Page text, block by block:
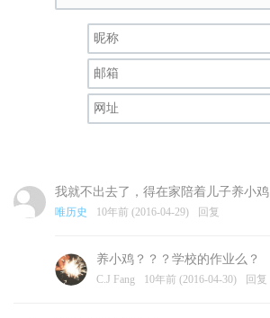
我就不出去了，得在家陪着儿子养小鸡
唯历史 10年前 (2016-04-29) 回复
养小鸡？？？学校的作业么？
C.J Fang 10年前 (2016-04-30) 回复